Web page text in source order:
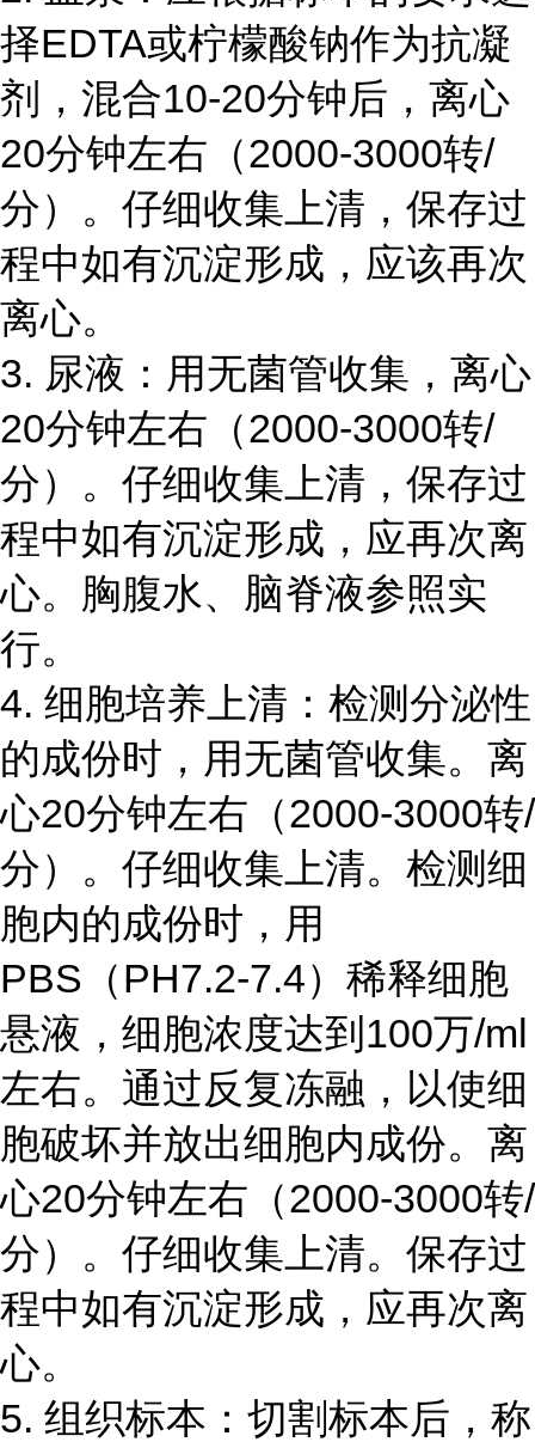
择EDTA或柠檬酸钠作为抗凝
剂，混合10-20分钟后，离心
20分钟左右（2000-3000转/
分）。仔细收集上清，保存过
程中如有沉淀形成，应该再次
离心。
3. 尿液：用无菌管收集，离心
20分钟左右（2000-3000转/
分）。仔细收集上清，保存过
程中如有沉淀形成，应再次离
心。胸腹水、脑脊液参照实
行。
4. 细胞培养上清：检测分泌性
的成份时，用无菌管收集。离
心20分钟左右（2000-3000转/
分）。仔细收集上清。检测细
胞内的成份时，用
PBS（PH7.2-7.4）稀释细胞
悬液，细胞浓度达到100万/ml
左右。通过反复冻融，以使细
胞破坏并放出细胞内成份。离
心20分钟左右（2000-3000转/
分）。仔细收集上清。保存过
程中如有沉淀形成，应再次离
心。
5. 组织标本：切割标本后，称